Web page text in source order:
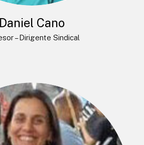
Daniel Cano
– Dirigente Sindical